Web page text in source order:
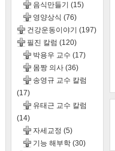
음식만들기 (15)
영양상식 (76)
건강운동이야기 (197)
필진 칼럼 (120)
박용우 교수 (17)
몸짱 의사 (36)
송영규 교수 칼럼
(17)
유태근 교수 칼럼
(14)
자세교정 (5)
기능 해부학 (30)